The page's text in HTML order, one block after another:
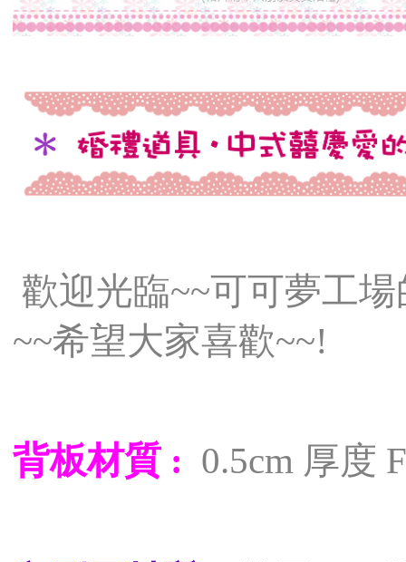
歡迎光臨~~可可夢工
~~希望大家喜歡~~!
背板材質 : 0.5cm 厚度